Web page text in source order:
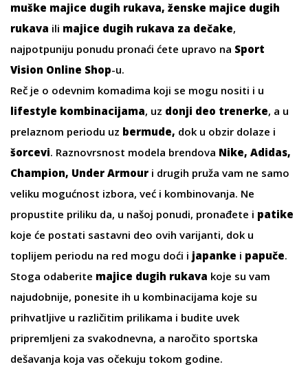
muške majice dugih rukava, ženske majice dugih
rukava ili majice dugih rukava za dečake,
najpotpuniju ponudu pronaći ćete upravo na Sport
Vision Online Shop-u.
Reč je o odevnim komadima koji se mogu nositi i u
lifestyle kombinacijama, uz donji deo trenerke, a u
prelaznom periodu uz bermude, dok u obzir dolaze i
šorcevi. Raznovrsnost modela brendova Nike, Adidas,
Champion, Under Armour i drugih pruža vam ne samo
veliku mogućnost izbora, već i kombinovanja. Ne
propustite priliku da, u našoj ponudi, pronađete i patike
koje će postati sastavni deo ovih varijanti, dok u
toplijem periodu na red mogu doći i japanke i papuče.
Stoga odaberite majice dugih rukava koje su vam
najudobnije, ponesite ih u kombinacijama koje su
prihvatljive u različitim prilikama i budite uvek
pripremljeni za svakodnevna, a naročito sportska
dešavanja koja vas očekuju tokom godine.